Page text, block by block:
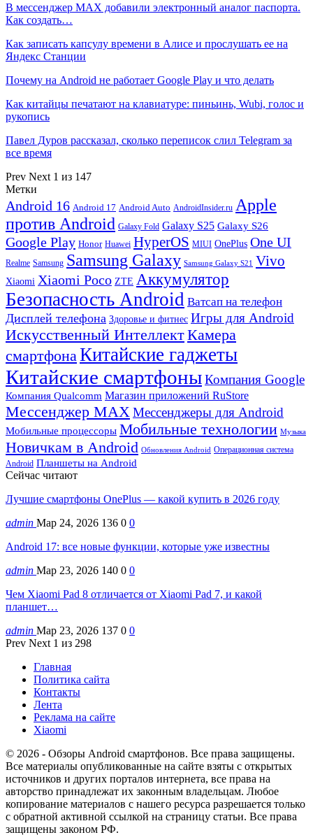
В мессенджер MAX добавили электронный аналог паспорта.
Как создать…
Как записать капсулу времени в Алисе и прослушать ее на
Яндекс Станции
Почему на Android не работает Google Play и что делать
Как китайцы печатают на клавиатуре: пиньинь, Wubi, голос и
рукопись
Павел Дуров рассказал, сколько переписок слил Telegram за
все время
Prev Next 1 из 147
Метки
Android 16 Android 17 Android Auto AndroidInsider.ru Apple
против Android Galaxy Fold Galaxy S25 Galaxy S26
Google Play Honor Huawei HyperOS MIUI OnePlus One UI
Realme Samsung Samsung Galaxy Samsung Galaxy S21 Vivo
Xiaomi Xiaomi Poco ZTE Аккумулятор
Безопасность Android Ватсап на телефон
Дисплей телефона Здоровье и фитнес Игры для Android
Искусственный ИнтеллектКамера
смартфона Китайские гаджеты
Китайские смартфоныКомпания Google
Компания Qualcomm Магазин приложений RuStore
Мессенджер MAX Мессенджеры для Android
Мобильные процессоры Мобильные технологии Музыка
Новичкам в Android Обновления Android Операционная система
Android Планшеты на Android
Сейчас читают
Лучшие смартфоны OnePlus — какой купить в 2026 году
admin Мар 24, 2026 136 0 0
Android 17: все новые функции, которые уже известны
admin Мар 23, 2026 140 0 0
Чем Xiaomi Pad 8 отличается от Xiaomi Pad 7, и какой
планшет…
admin Мар 23, 2026 137 0 0
Prev Next 1 из 298
Главная
Политика сайта
Контакты
Лента
Реклама на сайте
Xiaomi
© 2026 - Обзоры Android смартфонов. Все права защищены.
Все материалы опубликованные на сайте взяты с открытых
источников и других порталов интернета, все права на
авторство принадлежат их законным владельцам. Любое
копирование материалов с нашего ресурса разрешается только
с обратной активной ссылкой на страницу статьи. Все права
защищены законом РФ.